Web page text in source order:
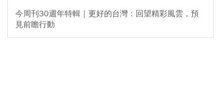
今周刊30週年特輯｜更好的台灣：回望精彩風雲，預
見前瞻行動